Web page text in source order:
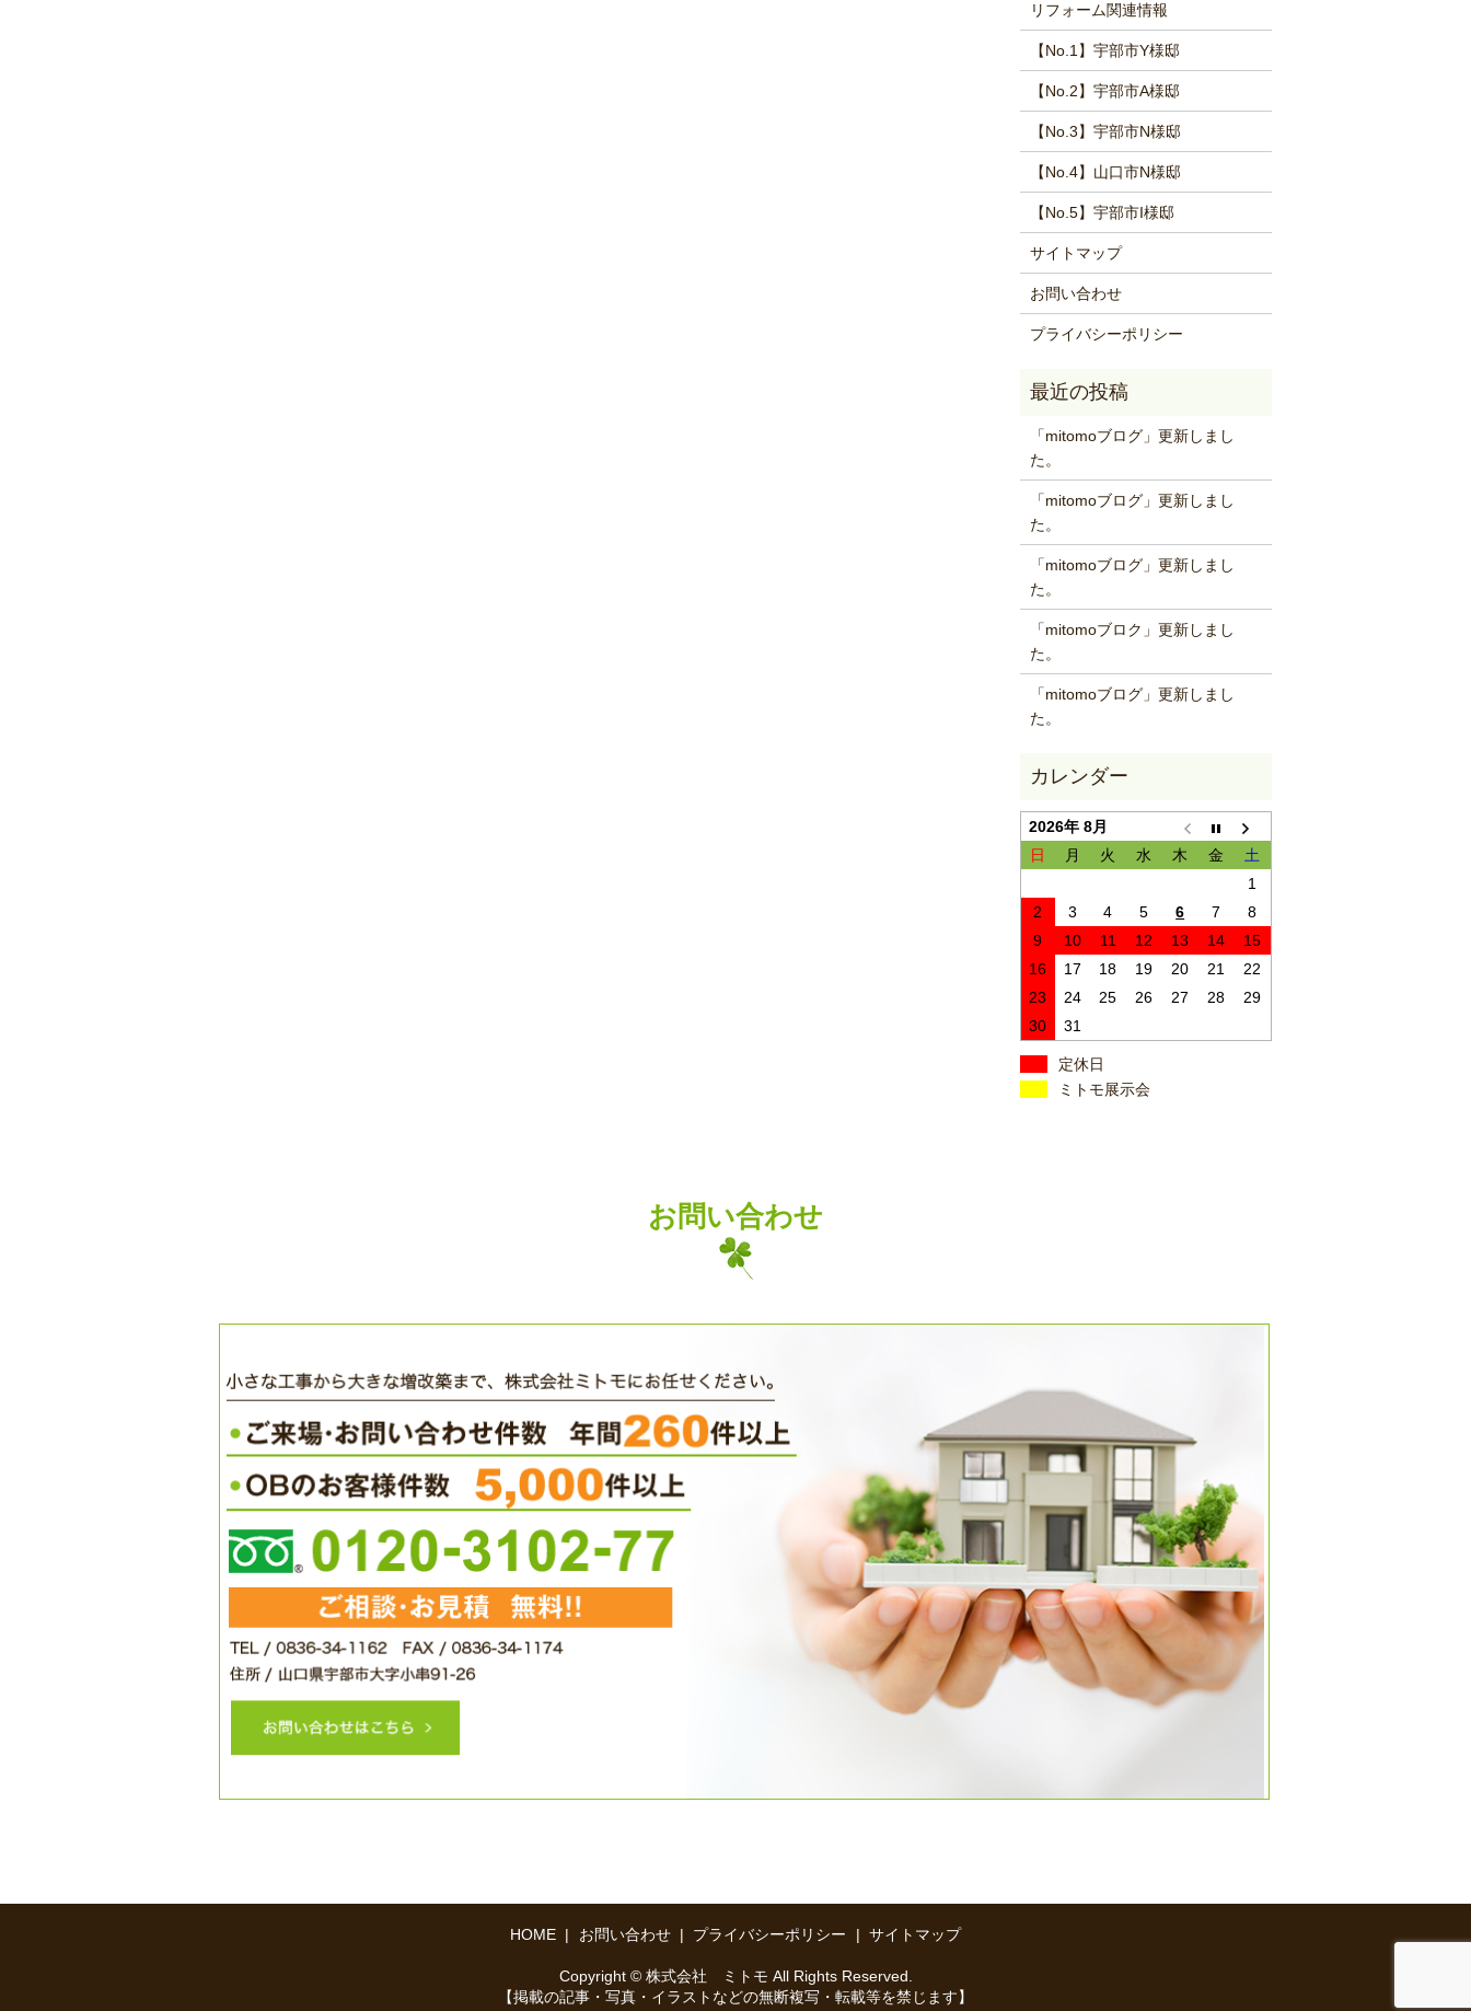
リフォーム関連情報
【No.1】宇部市Y様邸
【No.2】宇部市A様邸
【No.3】宇部市N様邸
【No.4】山口市N様邸
【No.5】宇部市I様邸
サイトマップ
お問い合わせ
プライバシーポリシー
「mitomoブログ」更新しまし
た。
「mitomoブログ」更新しまし
た。
「mitomoブログ」更新しまし
た。
「mitomoブロク」更新しまし
た。
「mitomoブログ」更新しまし
た。
2026年 8月
日
月 火 水 木 金
土
1
2
3 4 5 6 7
8
9
10 11 12 13 14
15
16
17 18 19 20 21
22
23
24 25 26 27 28
29
30
31
定休日
ミトモ展示会
お問い合わせ
HOME お問い合わせ プライバシーポリシー サイトマップ
Copyright © 株式会社 ミトモ All Rights Reserved.
【掲載の記事・写真・イラストなどの無断複写・転載等を禁じます】